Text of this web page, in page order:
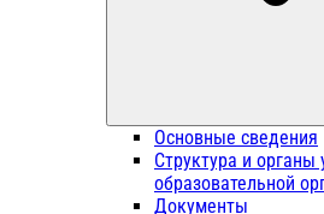
Основные сведения
Структура и органы
образовательной
Документы